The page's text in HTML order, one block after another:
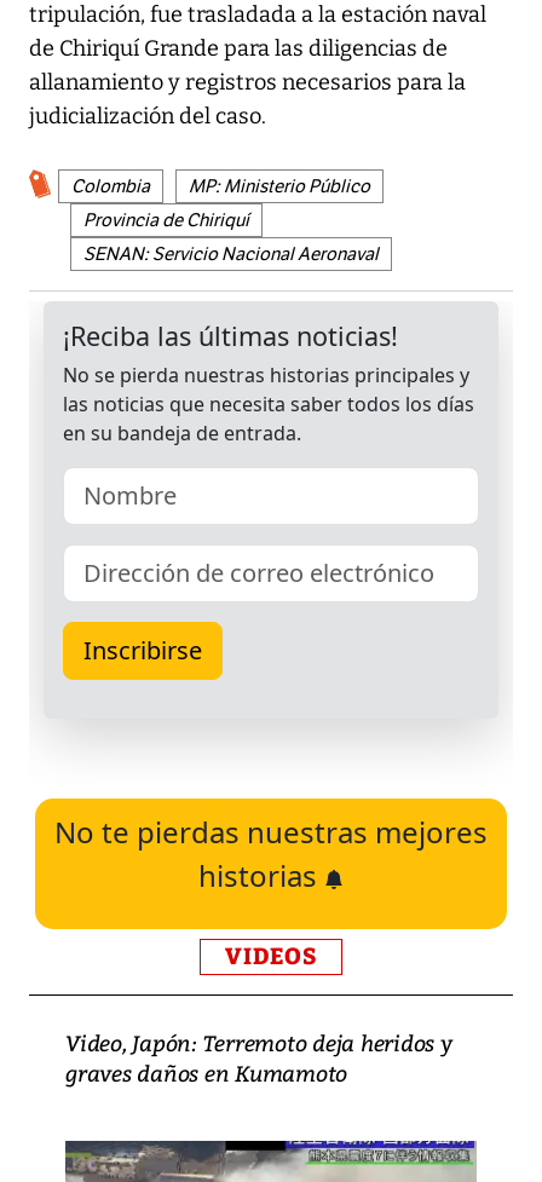
tripulación, fue trasladada a la estación naval
de Chiriquí Grande para las diligencias de
allanamiento y registros necesarios para la
judicialización del caso.
Colombia
MP: Ministerio Público
Provincia de Chiriquí
SENAN: Servicio Nacional Aeronaval
No te pierdas nuestras mejores
historias
VIDEOS
Video, Japón: Terremoto deja heridos y
graves daños en Kumamoto